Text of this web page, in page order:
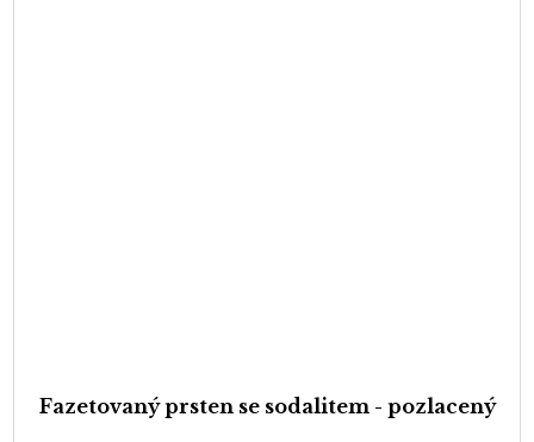
Fazetovaný prsten se sodalitem - pozlacený